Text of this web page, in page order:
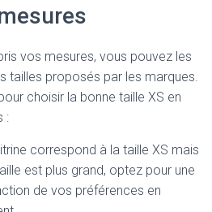
vos mesures, vous pouvez les
tailles proposés par les marques.
choisir la bonne taille XS en
:
correspond à la taille XS mais
est plus grand, optez pour une
de vos préférences en